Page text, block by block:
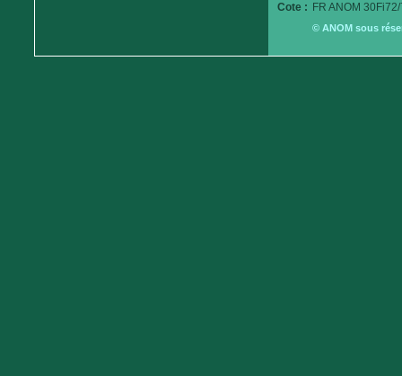
Cote : FR ANOM
© ANOM sous